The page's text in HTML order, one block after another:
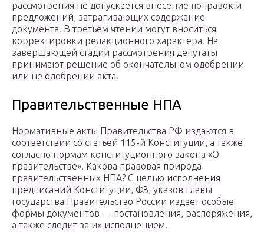
рассмотрения не допускается внесение поправок и
предложений, затрагивающих содержание
документа. В третьем чтении могут вноситься
корректировки редакционного характера. На
завершающей стадии рассмотрения депутаты
принимают решение об окончательном одобрении
или не одобрении акта.
Правительственные НПА
Нормативные акты Правительства РФ издаются в
соответствии со статьей 115-й Конституции, а также
согласно нормам конституционного закона «О
правительстве». Какова правовая природа
правительственных НПА? С целью исполнения
предписаний Конституции, ФЗ, указов главы
государства Правительство России издает особые
формы документов — постановления, распоряжения,
а также следит за их исполнением.